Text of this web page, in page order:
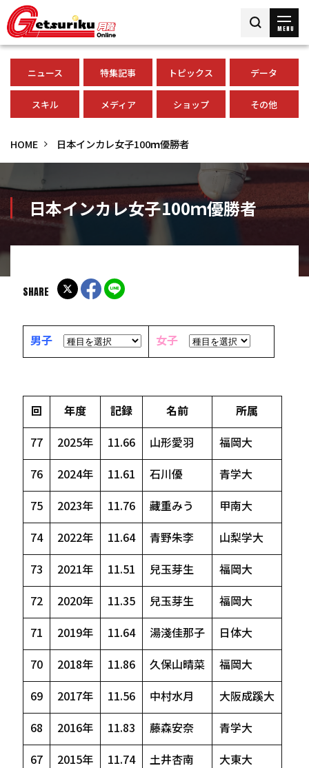
MENU
ニュース 特集記事 トピックス データ
スキル メディア ショップ その他
HOME 日本インカレ女子100ｍ優勝者
日本インカレ女子100ｍ優勝者
SHARE
男子 女子
回 年度 記録 名前 所属
77 2025年 11.66 山形愛羽 福岡大
76 2024年 11.61 石川優 青学大
75 2023年 11.76 藏重みう 甲南大
74 2022年 11.64 青野朱李 山梨学大
73 2021年 11.51 兒玉芽生 福岡大
72 2020年 11.35 兒玉芽生 福岡大
71 2019年 11.64 湯淺佳那子 日体大
70 2018年 11.86 久保山晴菜 福岡大
69 2017年 11.56 中村水月 大阪成蹊大
68 2016年 11.83 藤森安奈 青学大
67 2015年 11.74 土井杏南 大東大